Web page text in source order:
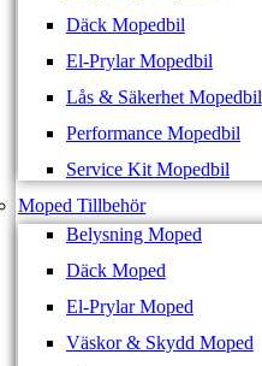
Däck Mopedbil
El-Prylar Mopedbil
Lås & Säkerhet Mopedbil
Performance Mopedbil
Service Kit Mopedbil
Moped Tillbehör
Belysning Moped
Däck Moped
El-Prylar Moped
Väskor & Skydd Moped